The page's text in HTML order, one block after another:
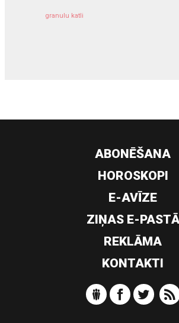
granulu katli
ABONĒŠANA
HOROSKOPI
E-AVĪZE
ZIŅAS E-PASTĀ
REKLĀMA
KONTAKTI